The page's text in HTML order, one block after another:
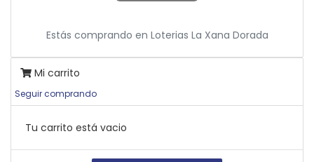
Estás comprando en Loterias La Xana Dorada
Mi carrito
Seguir comprando
Tu carrito está vacio